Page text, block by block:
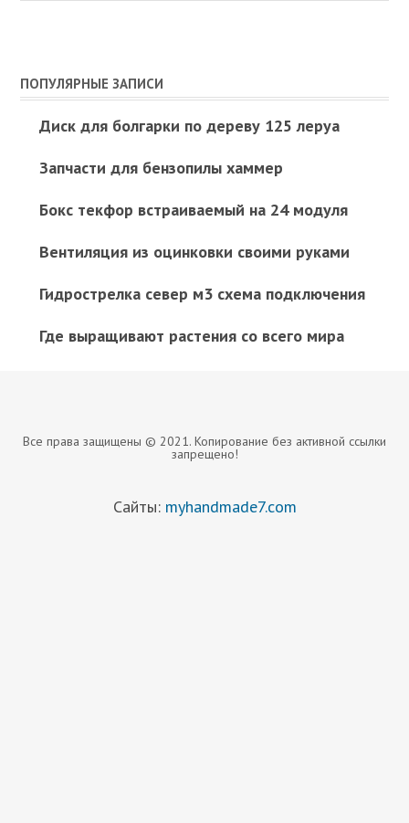
ПОПУЛЯРНЫЕ ЗАПИСИ
Диск для болгарки по дереву 125 леруа
Запчасти для бензопилы хаммер
Бокс текфор встраиваемый на 24 модуля
Вентиляция из оцинковки своими руками
Гидрострелка север м3 схема подключения
Где выращивают растения со всего мира
Все права защищены © 2021. Копирование без активной ссылки
запрещено!
Сайты: myhandmade7.com